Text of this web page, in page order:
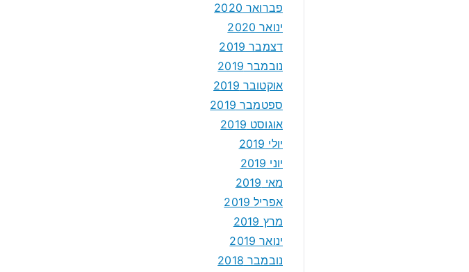
פברואר 2020
ינואר 2020
דצמבר 2019
נובמבר 2019
אוקטובר 2019
ספטמבר 2019
אוגוסט 2019
יולי 2019
יוני 2019
מאי 2019
אפריל 2019
מרץ 2019
ינואר 2019
נובמבר 2018